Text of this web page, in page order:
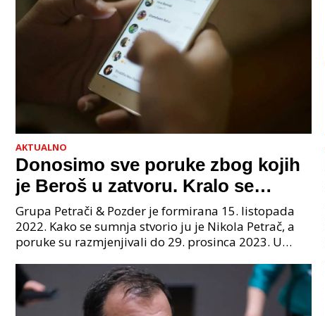
AKTUALNO
Donosimo sve poruke zbog kojih
je Beroš u zatvoru. Kralo se
godinama. Tko će iz vlade biti
sljedeći uhićen?
Grupa Petrači & Pozder je formirana 15. listopada
2022. Kako se sumnja stvorio ju je Nikola Petrač, a
poruke su razmjenjivali do 29. prosinca 2023. U